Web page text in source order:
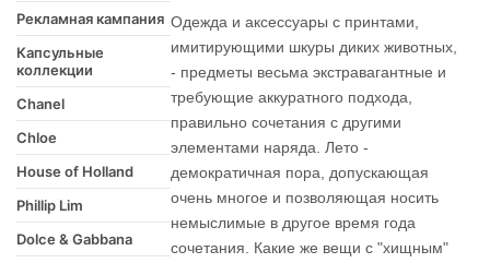
Рекламная кампания
Капсульные
коллекции
Chanel
Chloe
House of Holland
Phillip Lim
Dolce & Gabbana
Одежда и аксессуары с принтами,
имитирующими шкуры диких животных,
- предметы весьма экстравагантные и
требующие аккуратного подхода,
правильно сочетания с другими
элементами наряда. Лето -
демократичная пора, допускающая
очень многое и позволяющая носить
немыслимые в другое время года
сочетания. Какие же вещи с "хищным"